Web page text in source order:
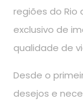
regiões do
exclusivo de
qualidade de
Desde o
desejos e